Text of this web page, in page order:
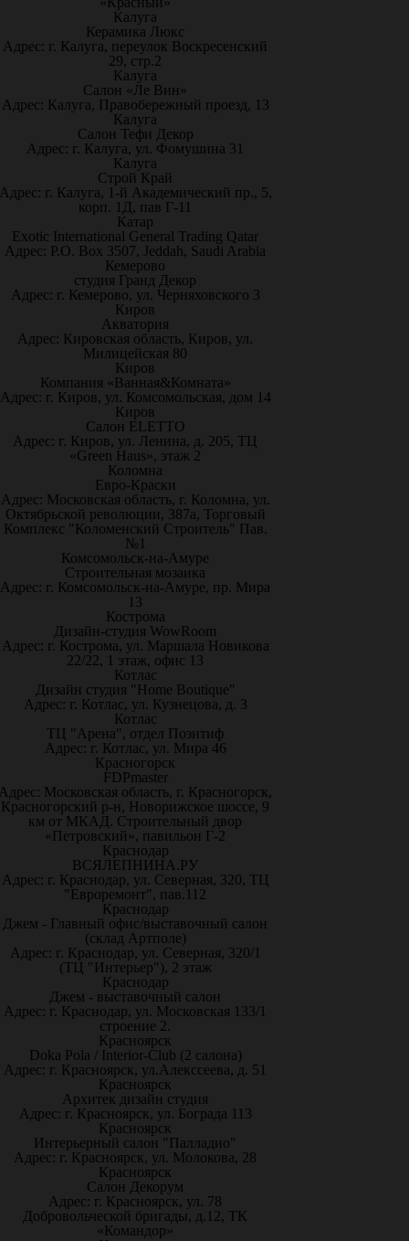
Калуга
Керамика Люкс
Адрес: г. Калуга, переулок Воскресенский
29, стр.2
Калуга
Салон «Ле Вин»
Адрес: Калуга, Правобережный проезд, 13
Калуга
Салон Тефи Декор
Адрес: г. Калуга, ул. Фомушина 31
Калуга
Строй Край
г. Калуга, 1-й Академический пр., 5,
корп. 1Д, пав Г-11
Катар
Exotic International General Trading Qatar
Адрес: P.O. Box 3507, Jeddah, Saudi Arabia
Кемерово
студия Гранд Декор
Адрес: г. Кемерово, ул. Черняховского 3
Киров
Акватория
Адрес: Кировская область, Киров, ул.
Милицейская 80
Киров
Компания «Ванная&Комната»
Адрес: г. Киров, ул. Комсомольская, дом 14
Киров
Салон ELETTO
Адрес: г. Киров, ул. Ленина, д. 205, ТЦ
«Green Haus», этаж 2
Коломна
Евро-Краски
Адрес: Московская область, г. Коломна, ул.
Октябрьской революции, 387а, Торговый
Комплекс "Коломенский Строитель" Пав.
№1
Комсомольск-на-Амуре
Строительная мозаика
Адрес: г. Комсомольск-на-Амуре, пр. Мира
13
Кострома
Дизайн-студия WowRoom
Адрес: г. Кострома, ул. Маршала Новикова
22/22, 1 этаж, офис 13
Котлас
Дизайн студия "Home Boutique"
Адрес: г. Котлас, ул. Кузнецова, д. 3
Котлас
ТЦ "Арена", отдел Позитиф
Адрес: г. Котлас, ул. Мира 46
Красногорск
FDPmaster
Московская область, г. Красногорск,
Красногорский р-н, Новорижское шоссе, 9
км от МКАД. Строительный двор
«Петровский», павильон Г-2
Краснодар
ВСЯЛЕПНИНА.РУ
Адрес: г. Краснодар, ул. Северная, 320, ТЦ
"Евроремонт", пав.112
Краснодар
Джем - Главный офис/выставочный салон
(склад Артполе)
Адрес: г. Краснодар, ул. Северная, 320/1
(ТЦ "Интерьер"), 2 этаж
Краснодар
Джем - выставочный салон
Адрес: г. Краснодар, ул. Московская 133/1
строение 2.
Красноярск
Doka Pola / Interior-Club (2 салона)
Адрес: г. Красноярск, ул.Алекссеева, д. 51
Красноярск
Архитек дизайн студия
Адрес: г. Красноярск, ул. Бограда 113
Красноярск
Интерьерный салон "Палладио"
Адрес: г. Красноярск, ул. Молокова, 28
Красноярск
Салон Декорум
Адрес: г. Красноярск, ул. 78
Добровольческой бригады, д.12, ТК
«Командор»